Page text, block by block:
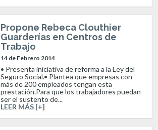
Propone Rebeca Clouthier
Guarderías en Centros de
Trabajo
14 de Febrero 2014
• Presenta iniciativa de reforma a la Ley del
Seguro Social.• Plantea que empresas con
más de 200 empleados tengan esta
prestación.Para que los trabajadores puedan
ser el sustento de...
LEER MÁS [+]